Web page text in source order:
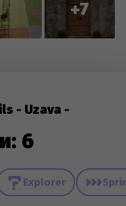
+7
- Uzava -
6
Explorer